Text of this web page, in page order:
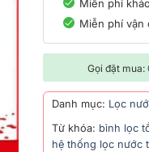
Miễn phí
Miễn phí vận
Gọi đặt mua:
Danh mục: Lọc
Từ khóa: bình lọc
hệ thống lọc nước